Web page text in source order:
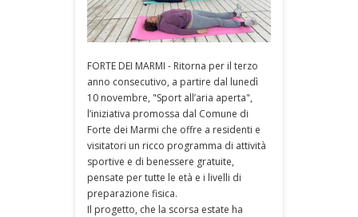
FORTE DEI MARMI - Ritorna per il terzo
anno consecutivo, a partire dal lunedì
10 novembre, "Sport all’aria aperta",
l’iniziativa promossa dal Comune di
Forte dei Marmi che offre a residenti e
visitatori un ricco programma di attività
sportive e di benessere gratuite,
pensate per tutte le età e i livelli di
preparazione fisica.
Il progetto, che la scorsa estate ha